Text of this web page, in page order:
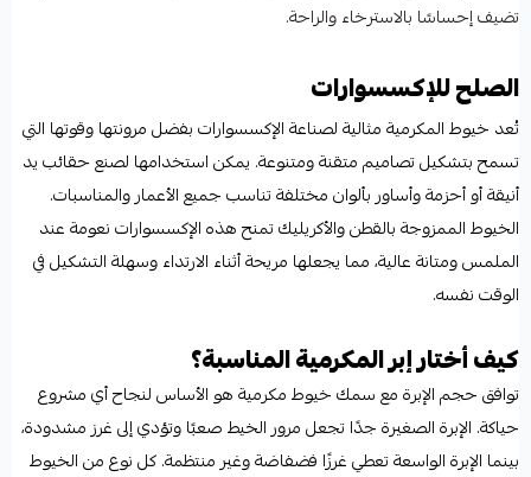
تضيف إحساسًا بالاسترخاء والراحة.
الصلح للإكسسوارات
تُعد خيوط المكرمية مثالية لصناعة الإكسسوارات بفضل مرونتها وقوتها التي
تسمح بتشكيل تصاميم متقنة ومتنوعة. يمكن استخدامها لصنع حقائب يد
أنيقة أو أحزمة وأساور بألوان مختلفة تناسب جميع الأعمار والمناسبات.
الخيوط الممزوجة بالقطن والأكريليك تمنح هذه الإكسسوارات نعومة عند
الملمس ومتانة عالية، مما يجعلها مريحة أثناء الارتداء وسهلة التشكيل في
الوقت نفسه.
كيف أختار إبر المكرمية المناسبة؟
توافق حجم الإبرة مع سمك خيوط مكرمية هو الأساس لنجاح أي مشروع
حياكة. الإبرة الصغيرة جدًا تجعل مرور الخيط صعبًا وتؤدي إلى غرز مشدودة،
بينما الإبرة الواسعة تعطي غرزًا فضفاضة وغير منتظمة. كل نوع من الخيوط